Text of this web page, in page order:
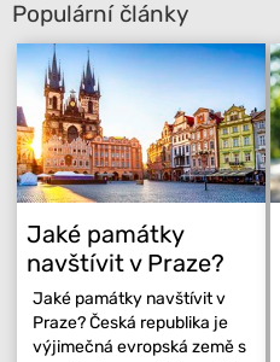
Populární články
Jaké památky
navštívit v Praze?
Jaké památky navštívit v
Praze? Česká republika je
výjimečná evropská země s